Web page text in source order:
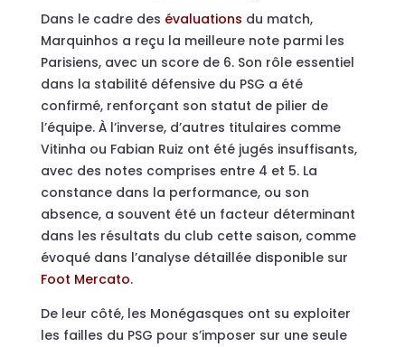
Dans le cadre des évaluations du match,
Marquinhos a reçu la meilleure note parmi les
Parisiens, avec un score de 6. Son rôle essentiel
dans la stabilité défensive du PSG a été
confirmé, renforçant son statut de pilier de
l’équipe. À l’inverse, d’autres titulaires comme
Vitinha ou Fabian Ruiz ont été jugés insuffisants,
avec des notes comprises entre 4 et 5. La
constance dans la performance, ou son
absence, a souvent été un facteur déterminant
dans les résultats du club cette saison, comme
évoqué dans l’analyse détaillée disponible sur
Foot Mercato.
De leur côté, les Monégasques ont su exploiter
les failles du PSG pour s’imposer sur une seule